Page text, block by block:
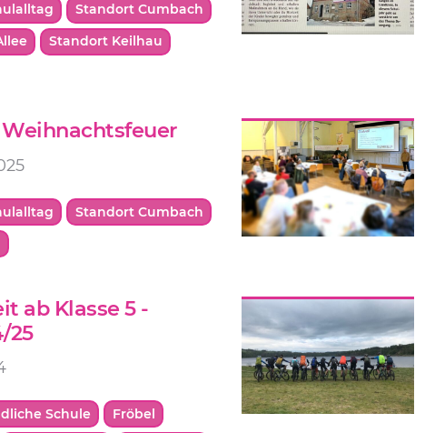
Standort Cumbach
Standort Keilhau
Standort Cumbach
ab Klasse 5 -
25
Schule
Fröbel